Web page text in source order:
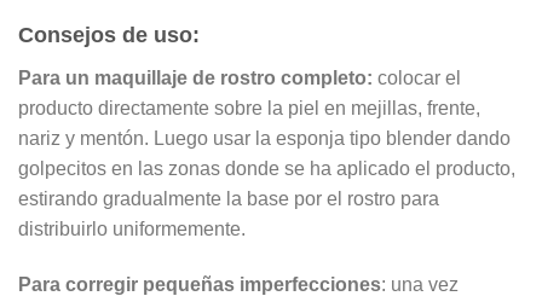
Consejos de uso:
Para un maquillaje de rostro completo: colocar el
producto directamente sobre la piel en mejillas, frente,
nariz y mentón. Luego usar la esponja tipo blender dando
golpecitos en las zonas donde se ha aplicado el producto,
estirando gradualmente la base por el rostro para
distribuirlo uniformemente.
Para corregir pequeñas imperfecciones: una vez